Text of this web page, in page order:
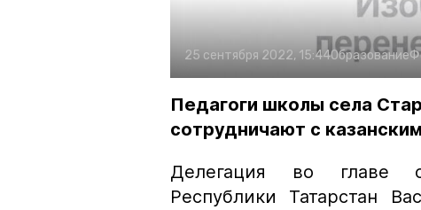
25 сентября 2022, 15:44Образование
Педагоги школы села
сотрудничают с
Делегация во главе с
Республики Татарстан